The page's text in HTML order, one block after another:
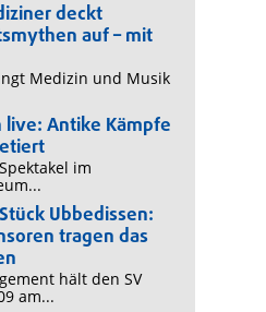
deckt
auf – mit
Medizin und Musik
live: Antike Kämpfe
im
Ubbedissen:
tragen das
hält den SV
am...